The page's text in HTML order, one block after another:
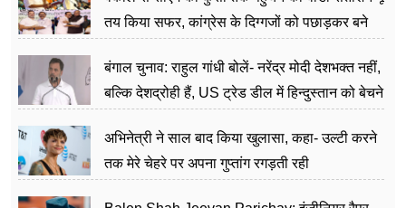
तय किया सफर, कांग्रेस के दिग्गजों को पछाड़कर बने
बंगाल चुनाव: राहुल गांधी बोलें- नरेंद्र मोदी देशभक्त नहीं,
बल्कि देशद्रोही हैं, US ट्रेड डील में हिन्दुस्तान को बेचने
अभिनेत्री ने साल बाद किया खुलासा, कहा- उल्टी करने
तक मेरे चेहरे पर अपना गुप्तांग रगड़ती रही